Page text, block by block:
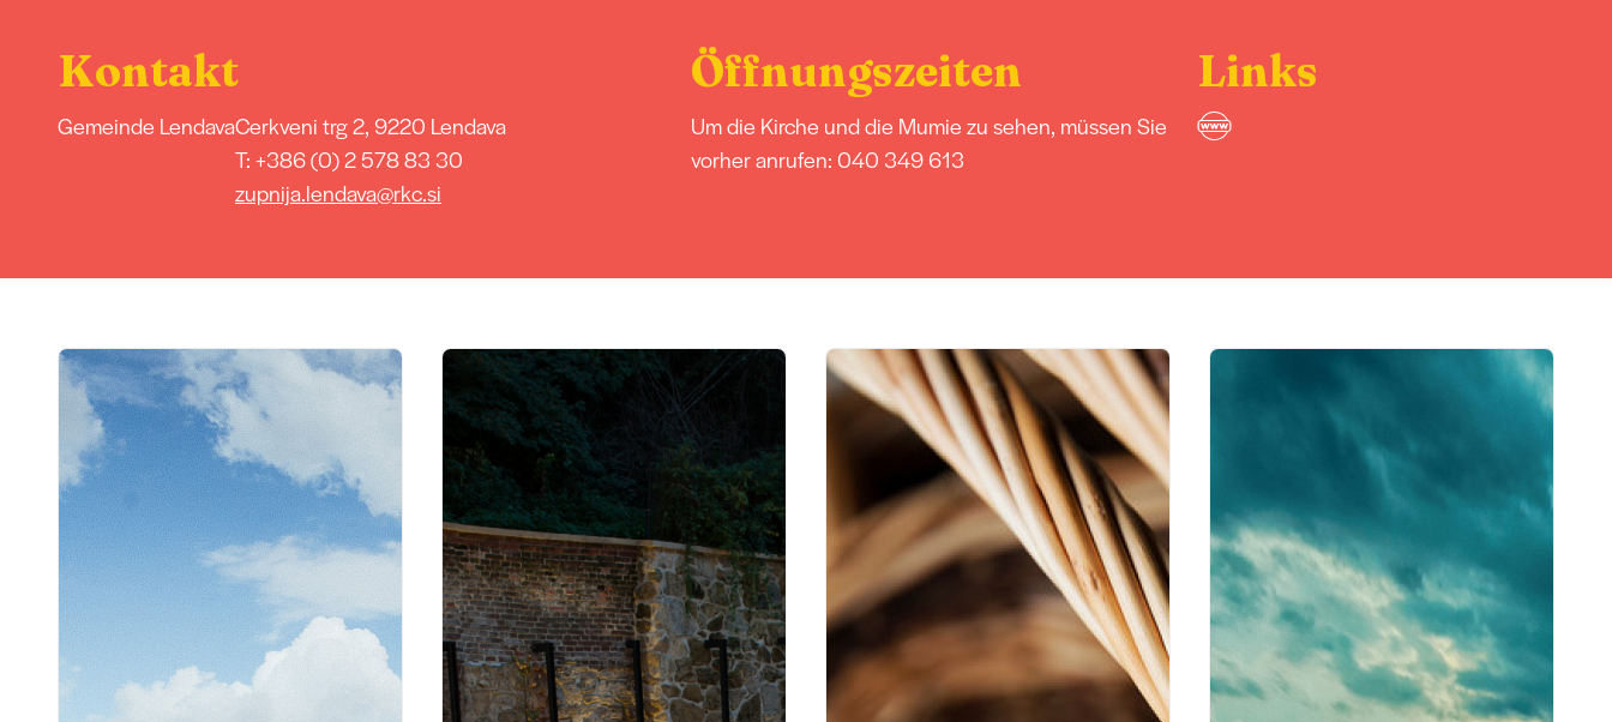
Kontakt
Gemeinde LendavaCerkveni trg 2, 9220 Lendava
T: +386 (0) 2 578 83 30
zupnija.lendava@rkc.si
Öffnungszeiten
Um die Kirche und die Mumie zu sehen, müssen Sie
vorher anrufen: 040 349 613
Links